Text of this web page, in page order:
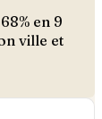
68% en 9
ville et